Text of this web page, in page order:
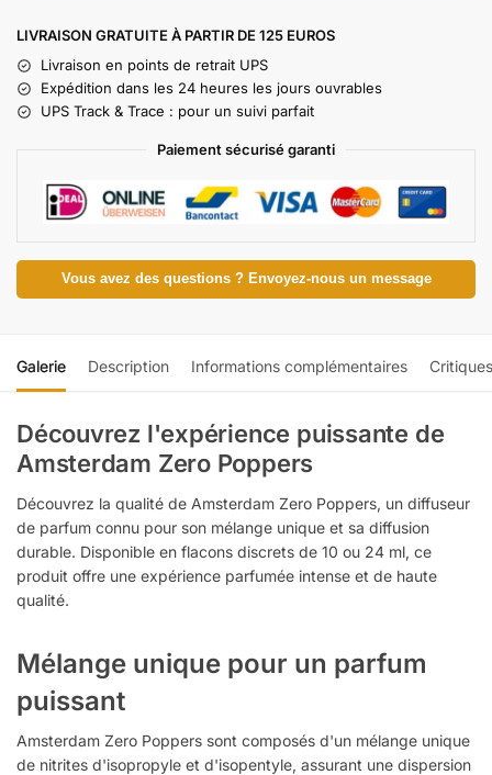
LIVRAISON GRATUITE À PARTIR DE 125 EUROS
Livraison en points de retrait UPS
Expédition dans les 24 heures les jours ouvrables
UPS Track & Trace : pour un suivi parfait
Paiement sécurisé garanti
Vous avez des questions ? Envoyez-nous un message
Galerie Description Informations complémentaires Critiques
Découvrez l'expérience puissante de
Amsterdam Zero Poppers
Découvrez la qualité de Amsterdam Zero Poppers, un diffuseur
de parfum connu pour son mélange unique et sa diffusion
durable. Disponible en flacons discrets de 10 ou 24 ml, ce
produit offre une expérience parfumée intense et de haute
qualité.
Mélange unique pour un parfum
puissant
Amsterdam Zero Poppers sont composés d'un mélange unique
de nitrites d'isopropyle et d'isopentyle, assurant une dispersion